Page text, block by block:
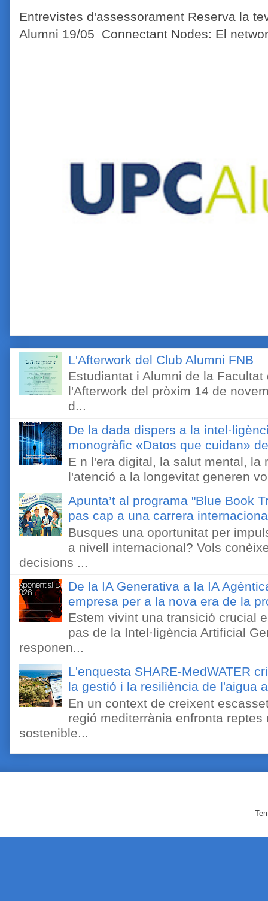
Entrevistes d'assessorament Reserva la
Alumni 19/05 Connectant Nodes: El
L'Afterwork del Club Alumni FNB
Estudiantat i Alumni de la
l'Afterwork del pròxim 14 de
d...
De la dada dispers a la
monogràfic «Datos que cuidan»
E n l'era digital, la salut mental, la
l'atenció a la longevitat generen
Apunta’t al programa "Blue Book
pas cap a una carrera
Busques una oportunitat per
a nivell internacional? Vols
decisions ...
De la IA Generativa a la IA
empresa per a la nova era de la
Estem vivint una transició crucial
pas de la Intel·ligència Artificial
responen...
L'enquesta SHARE-MedWATER
la gestió i la resiliència de l'aigua
En un context de creixent
regió mediterrània enfronta
sostenible...